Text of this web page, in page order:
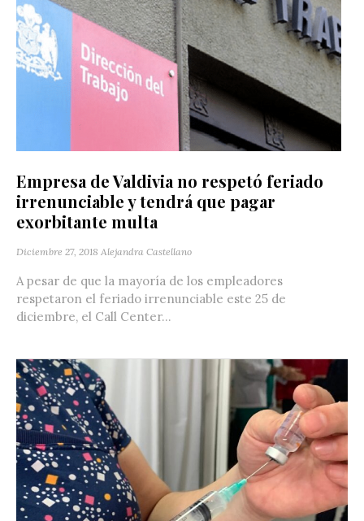
Empresa de Valdivia no respetó feriado
irrenunciable y tendrá que pagar
exorbitante multa
Diciembre 27, 2018 Alejandra Castellano
A pesar de que la mayoría de los empleadores
respetaron el feriado irrenunciable este 25 de
diciembre, el Call Center...